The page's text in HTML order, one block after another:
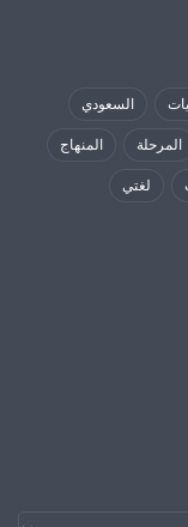
السعودي
المرحلة المنهاج
لغتي